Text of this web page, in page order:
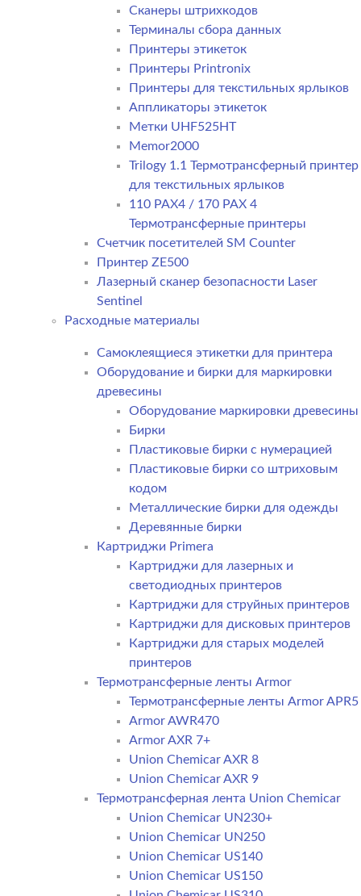
Сканеры штрихкодов
Терминалы сбора данных
Принтеры этикеток
Принтеры Printronix
Принтеры для текстильных ярлыков
Аппликаторы этикеток
Метки UHF525HT
Memor2000
Trilogy 1.1 Термотрансферный принтер
для текстильных ярлыков
110 PAX4 / 170 PAX 4
Термотрансферные принтеры
Счетчик посетителей SM Counter
Принтер ZE500
Лазерный сканер безопасности Laser
Sentinel
Расходные материалы
Самоклеящиеся этикетки для принтера
Оборудование и бирки для маркировки
древесины
Оборудование маркировки древесины
Бирки
Пластиковые бирки с нумерацией
Пластиковые бирки со штриховым
кодом
Металлические бирки для одежды
Деревянные бирки
Картриджи Primera
Картриджи для лазерных и
светодиодных принтеров
Картриджи для струйных принтеров
Картриджи для дисковых принтеров
Картриджи для старых моделей
принтеров
Термотрансферные ленты Armor
Термотрансферные ленты Armor APR5
Armor AWR470
Armor AXR 7+
Union Chemicar AXR 8
Union Chemicar AXR 9
Термотрансферная лента Union Chemicar
Union Chemicar UN230+
Union Chemicar UN250
Union Chemicar US140
Union Chemicar US150